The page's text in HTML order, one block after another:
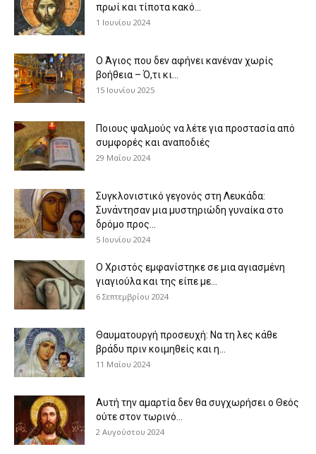
πρωί και τίποτα κακό...
1 Ιουνίου 2024
Ο Άγιος που δεν αφήνει κανέναν χωρίς
βοήθεια – Ό,τι κι...
15 Ιουνίου 2025
Ποιους ψαλμούς να λέτε για προστασία από
συμφορές και αναποδιές
29 Μαΐου 2024
Συγκλονιστικό γεγονός στη Λευκάδα:
Συνάντησαν μια μυστηριώδη γυναίκα στο
δρόμο προς...
5 Ιουνίου 2024
Ο Χριστός εμφανίστηκε σε μια αγιασμένη
γιαγιούλα και της είπε με...
6 Σεπτεμβρίου 2024
Θαυματουργή προσευχή: Να τη λες κάθε
βράδυ πριν κοιμηθείς και η...
11 Μαΐου 2024
Αυτή την αμαρτία δεν θα συγχωρήσει ο Θεός
ούτε στον τωρινό...
2 Αυγούστου 2024